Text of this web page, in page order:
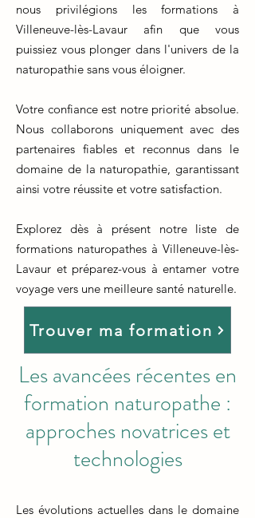
nous privilégions les formations à
Villeneuve-lès-Lavaur afin que vous
puissiez vous plonger dans l'univers de la
naturopathie sans vous éloigner.
Votre confiance est notre priorité absolue.
Nous collaborons uniquement avec des
partenaires fiables et reconnus dans le
domaine de la naturopathie, garantissant
ainsi votre réussite et votre satisfaction.
Explorez dès à présent notre liste de
formations naturopathes à Villeneuve-lès-
Lavaur et préparez-vous à entamer votre
voyage vers une meilleure santé naturelle.
Trouver ma formation
Les avancées récentes en
formation naturopathe :
approches novatrices et
technologies
Les évolutions actuelles dans le domaine